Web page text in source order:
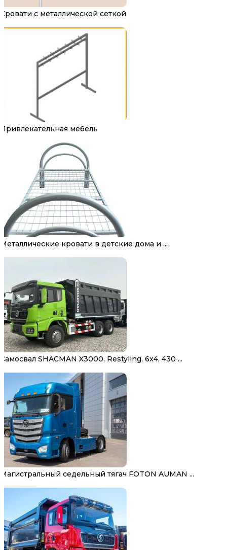
Кровати с металлической сеткой
Привлекательная мебель
Металлические кровати в детские дома и ...
Самосвал SHACMAN X3000, Restyling, 6х4, 430 ...
Магистральный седельный тягач FOTON AUMAN ...